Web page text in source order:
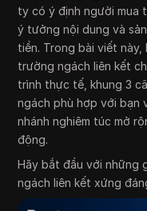
ty có ý định người mua
ý tưởng nội dung và
tiền. Trong bài viết
trường ngách liên kết
trình thực tế, khung 3
ngách phù hợp với bạn
nhánh nghiêm túc mở
động.
Hãy bắt đầu với những
ngách liên kết xứng